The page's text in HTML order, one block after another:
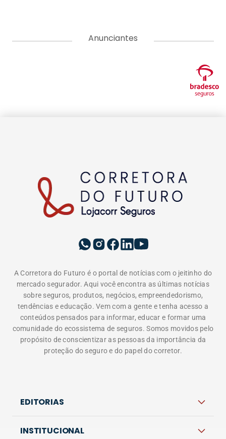
sobre seguros, produtos, negócios, empreendedorismo,
conteúdos pensados para informar, educar e formar uma
comunidade do ecossistema de seguros. Somos movidos pelo
propósito de conscientizar as pessoas da importância da
INSTITUCIONAL
A LOJACORR
reservados.
Política de privacidadeTermos de Uso